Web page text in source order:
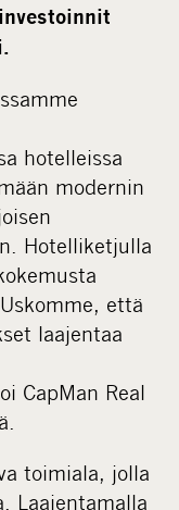
hotelleissa
modernin
Hotelliketjulla
että
laajentaa
CapMan Real
toimiala, jolla
Laajentamalla